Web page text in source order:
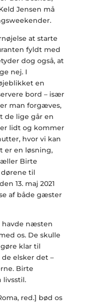
Jensen må
at starte
fyldt med
dog også, at
nej. I
en
bord – især
man forgæves,
de lige går en
lidt og kommer
hvor vi kan
er en løsning,
Birte
dørene til
13. maj 2021
af både gæster
havde næsten
os. De skulle
klar til
elsker det –
Birte
livsstil.
red.] bød os